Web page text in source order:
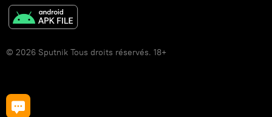
© 2026 Sputnik Tous droits réservés. 18+